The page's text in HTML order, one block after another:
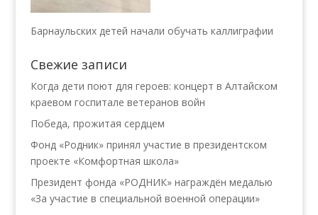
Барнаульских детей начали обучать каллиграфии
Свежие записи
Когда дети поют для героев: концерт в Алтайском
краевом госпитале ветеранов войн
Победа, прожитая сердцем
Фонд «Родник» принял участие в президентском
проекте «Комфортная школа»
Президент фонда «РОДНИК» награждён медалью
«За участие в специальной военной операции»